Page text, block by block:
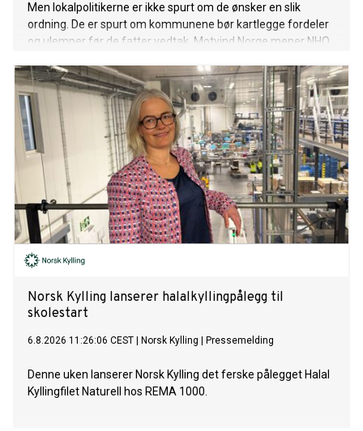
Men lokalpolitikerne er ikke spurt om de ønsker en slik
ordning. De er spurt om kommunene bør kartlegge fordeler
og ulemper før de fatter vedtak. Motvind Norge mener NHO
på kommunene.
Norsk Kylling lanserer halalkyllingpålegg til
skolestart
6.8.2026 11:26:06 CEST Norsk Kylling Pressemelding
Denne uken lanserer Norsk Kylling det ferske pålegget Halal
Kyllingfilet Naturell hos REMA 1000.